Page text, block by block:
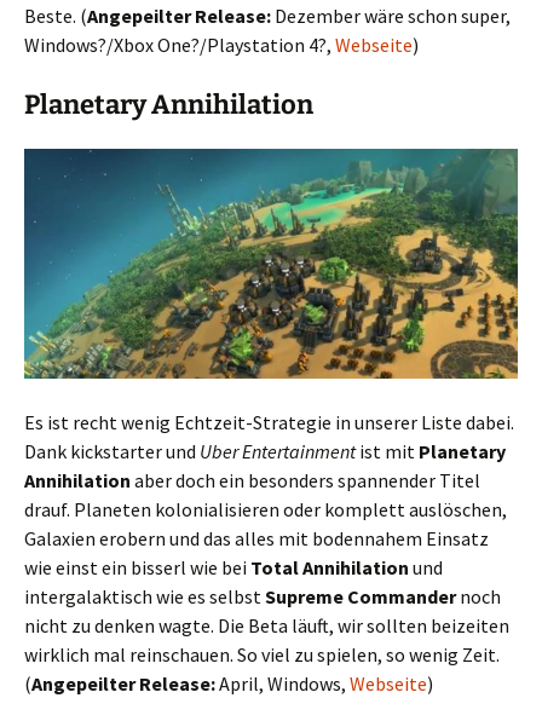
Beste. (Angepeilter Release: Dezember wäre schon super,
Windows?/Xbox One?/Playstation 4?, Webseite)
Planetary Annihilation
Es ist recht wenig Echtzeit-Strategie in unserer Liste dabei.
Dank kickstarter und Uber Entertainmentist mit Planetary
Annihilation aber doch ein besonders spannender Titel
drauf. Planeten kolonialisieren oder komplett auslöschen,
Galaxien erobern und das alles mit bodennahem Einsatz
wie einst ein bisserl wie bei Total Annihilation und
intergalaktisch wie es selbst Supreme Commandernoch
nicht zu denken wagte. Die Beta läuft, wir sollten beizeiten
wirklich mal reinschauen. So viel zu spielen, so wenig Zeit.
(Angepeilter Release:April, Windows, Webseite)